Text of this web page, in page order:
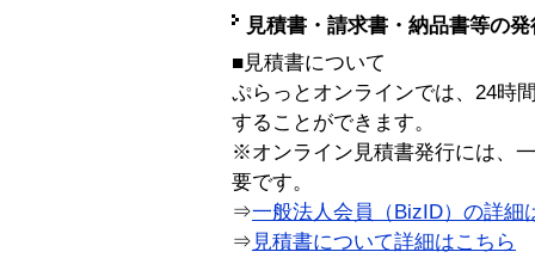
見積書・請求書・納品書等の
■見積書について
ぷらっとオンラインでは、24時
することができます。
※オンライン見積書発行には、
要です。
⇒一般法人会員（BizID）の詳細
⇒ 見積書について詳細はこちら